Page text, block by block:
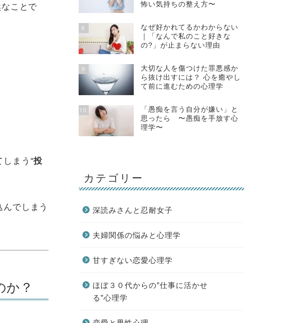
ことで
まう“投
でしまう
か？
怖い気持ちの整え方〜
8
なぜ好かれてるかわからない
｜「なんで私のこと好きな
の?」が止まらない理由
9
大切な人を傷つけた罪悪感か
ら抜け出すには？ 心を癒やし
て前に進むための心理学
10
「愚痴を言う自分が嫌い」と
思ったら 〜愚痴を手放す心
理学〜
カテゴリー
深読みさんと忍耐女子
夫婦関係の悩みと心理学
甘すぎない恋愛心理学
ほぼ３０代からの”仕事に活かせ
る”心理学